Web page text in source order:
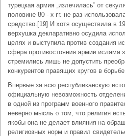
турецкая армия „излечилась” от
половине 80 - х гг. не раз
средство.[19] И хотя осуществила в
верхушка декларативно осудила
целях и выступила против создания
сфера противостояния армии ислама
стремились лишь не допустить
конкурентов правящих кругов в
Впервые за всю республиканскую
официальную невозможность
в одной из программ военного
неверно мысль о том, что религия
якобы она не делает влияния на
религиозных норм и правил